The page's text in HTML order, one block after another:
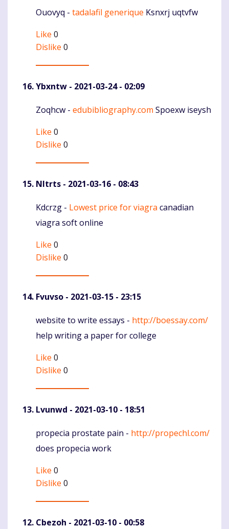
Komentaras
Ouovyq - tadalafil generique Ksnxrj uqtvfw
Like 0
Dislike 0
Ybxntw - 2021-03-24 - 02:09
Komentaras
Zoqhcw - edubibliography.com Spoexw iseysh
Like 0
Dislike 0
Nltrts - 2021-03-16 - 08:43
Komentaras
Kdcrzg - Lowest price for viagra canadian
viagra soft online
Like 0
Dislike 0
Fvuvso - 2021-03-15 - 23:15
Komentaras
website to write essays - http://boessay.com/
help writing a paper for college
Like 0
Dislike 0
Lvunwd - 2021-03-10 - 18:51
Komentaras
propecia prostate pain - http://propechl.com/
does propecia work
Like 0
Dislike 0
Cbezoh - 2021-03-10 - 00:58